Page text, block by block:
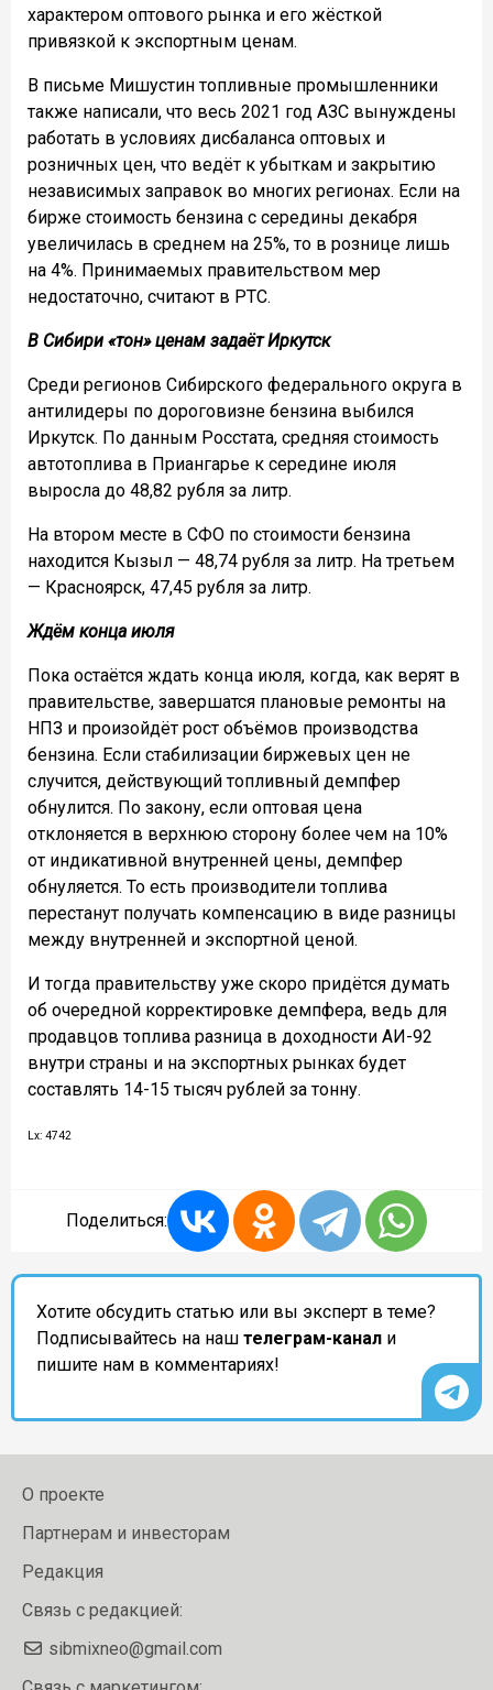
характером оптового рынка и его жёсткой
привязкой к экспортным ценам.
В письме Мишустин топливные промышленники
также написали, что весь 2021 год АЗС вынуждены
работать в условиях дисбаланса оптовых и
розничных цен, что ведёт к убыткам и закрытию
независимых заправок во многих регионах. Если на
бирже стоимость бензина с середины декабря
увеличилась в среднем на 25%, то в рознице лишь
на 4%. Принимаемых правительством мер
недостаточно, считают в РТС.
В Сибири «тон» ценам задаёт Иркутск
Среди регионов Сибирского федерального округа в
антилидеры по дороговизне бензина выбился
Иркутск. По данным Росстата, средняя стоимость
автотоплива в Приангарье к середине июля
выросла до 48,82 рубля за литр.
На втором месте в СФО по стоимости бензина
находится Кызыл — 48,74 рубля за литр. На третьем
— Красноярск, 47,45 рубля за литр.
Ждём конца июля
Пока остаётся ждать конца июля, когда, как верят в
правительстве, завершатся плановые ремонты на
НПЗ и произойдёт рост объёмов производства
бензина. Если стабилизации биржевых цен не
случится, действующий топливный демпфер
обнулится. По закону, если оптовая цена
отклоняется в верхнюю сторону более чем на 10%
от индикативной внутренней цены, демпфер
обнуляется. То есть производители топлива
перестанут получать компенсацию в виде разницы
между внутренней и экспортной ценой.
И тогда правительству уже скоро придётся думать
об очередной корректировке демпфера, ведь для
продавцов топлива разница в доходности АИ-92
внутри страны и на экспортных рынках будет
составлять 14-15 тысяч рублей за тонну.
Lx: 4742
Поделиться:
Хотите обсудить статью или вы эксперт в теме?
Подписывайтесь на наш телеграм-канал и
пишите нам в комментариях!
О проекте
Партнерам и инвесторам
Редакция
Связь с редакцией:
sibmixneo@gmail.com